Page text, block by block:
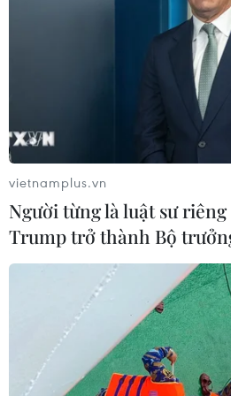
Ông Nguyễn
2,25 triệu USD của Việt
04/01/2024 12:37
Trong số, các bị can bị truy tố
Nguyễn Thanh Long là người
“đút túi” 2,25 triệu USD, tương
vietnamplus.vn
Người từng là luật sư
Trump trở thành Bộ